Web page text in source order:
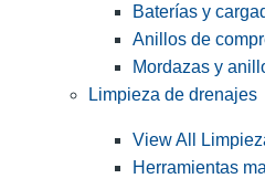
Baterías y
Anillos de
Mordazas y
Limpieza de drenajes
View All
Herramientas